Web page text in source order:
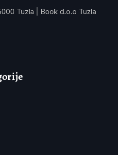
Tuzla | Book d.o.o Tuzla